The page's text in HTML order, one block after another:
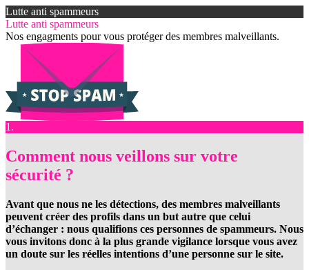
Lutte anti spammeurs
Lutte anti spammeurs
Nos engagments pour vous protéger des membres malveillants.
1.
Comment nous veillons sur votre
sécurité ?
Avant que nous ne les détections, des membres malveillants
peuvent créer des profils dans un but autre que celui
d’échanger : nous qualifions ces personnes de spammeurs. Nous
vous invitons donc à la plus grande vigilance lorsque vous avez
un doute sur les réelles intentions d’une personne sur le site.